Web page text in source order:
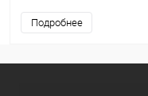
Подробнее